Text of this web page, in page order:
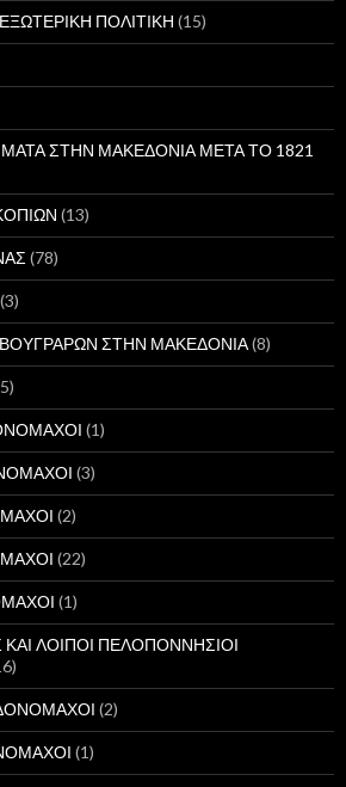
ΠΟΛΙΤΙΚΗ (15)
ΣΤΗΝ ΜΑΚΕΔΟΝΙΑ ΜΕΤΑ ΤΟ 1821
(13)
(78)
(3)
ΣΤΗΝ ΜΑΚΕΔΟΝΙΑ(8)
(1)
(3)
(2)
(22)
(1)
ΛΟΙΠΟΙ ΠΕΛΟΠΟΝΝΗΣΙΟΙ
(2)
(1)